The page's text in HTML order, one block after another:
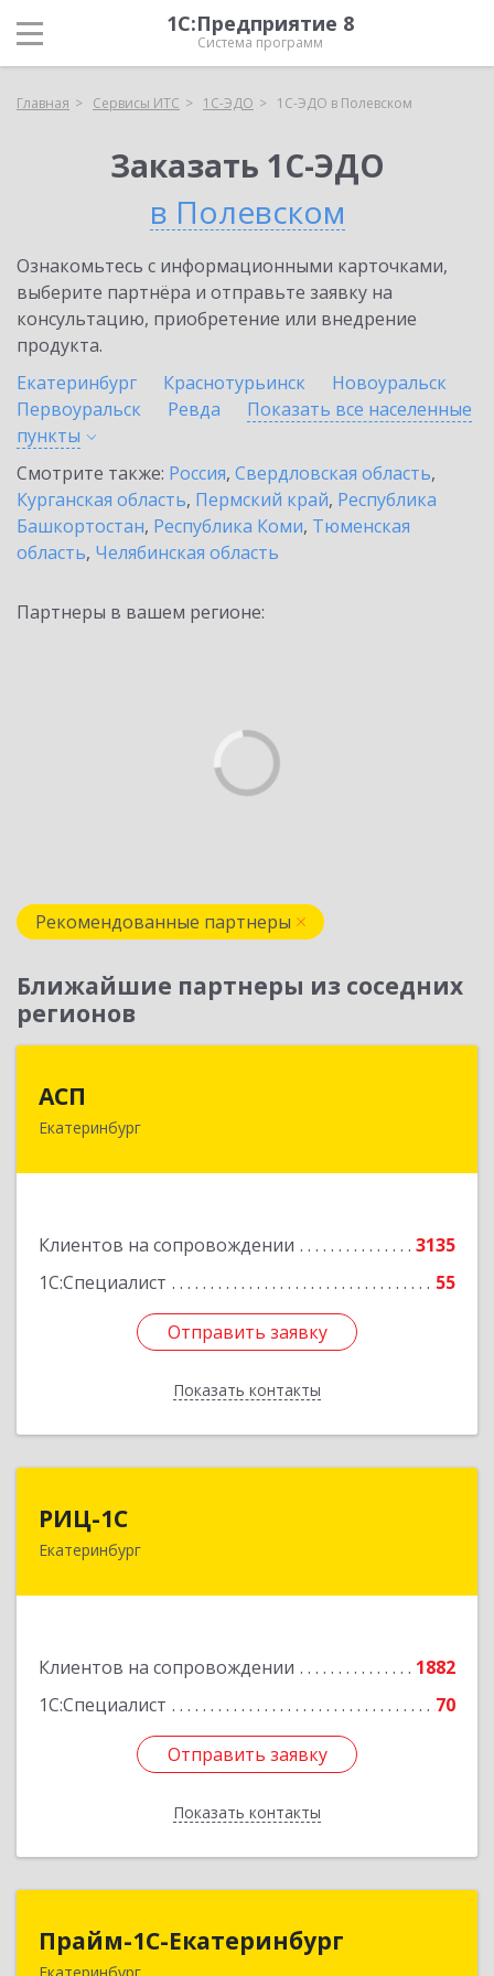
1С:Предприятие 8
Система программ
Главная Сервисы ИТС 1С-ЭДО 1С-ЭДО в Полевском
Заказать 1С-ЭДО
в Полевском
Ознакомьтесь с информационными карточками,
выберите партнёра и отправьте заявку на
консультацию, приобретение или внедрение
продукта.
Екатеринбург
Краснотурьинск
Новоуральск
Первоуральск
Ревда
Показать все населенные
пункты
Смотрите также: Россия, Свердловская область,
Курганская область, Пермский край, Республика
Башкортостан, Республика Коми, Тюменская
область, Челябинская область
Партнеры в вашем регионе:
Рекомендованные партнеры
Ближайшие партнеры из соседних
регионов
АСП
Екатеринбург
Клиентов на сопровождении
3135
1С:Специалист
55
Отправить заявку
Показать контакты
620075, Свердловская обл, Екатеринбург г,
Отправить заявку
Назад
РИЦ-1С
Екатеринбург
Клиентов на сопровождении
1882
1С:Специалист
70
Отправить заявку
Показать контакты
620102, Свердловская обл, Екатеринбург г,
Отправить заявку
Назад
Прайм-1С-Екатеринбург
Екатеринбург
Прайм-1С-Екатеринбург